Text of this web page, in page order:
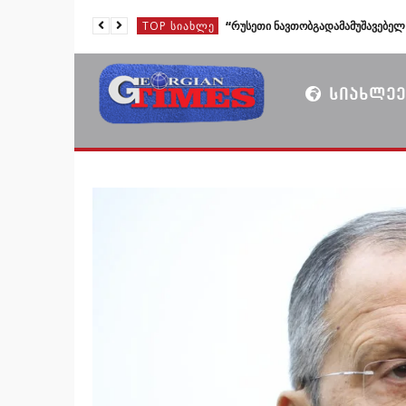
TOP ᲡᲘᲐᲮᲚᲔ
TOP ᲡᲘᲐᲮᲚᲔ
TOP ᲡᲘᲐᲮᲚᲔ
TOP ᲡᲘᲐᲮᲚᲔ